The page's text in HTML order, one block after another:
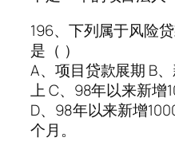
196、下列属于风险
是（ ）
A、项目贷款展期 B
上 C、98年以来新增
D、98年以来新增
个月。